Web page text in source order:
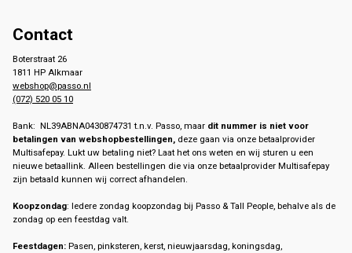
Contact
Boterstraat 26
1811 HP Alkmaar
webshop@passo.nl
(072) 520 05 10
Bank: NL39ABNA0430874731 t.n.v. Passo, maar dit nummer is niet voor
betalingen van webshopbestellingen, deze gaan via onze betaalprovider
Multisafepay. Lukt uw betaling niet? Laat het ons weten en wij sturen u een
nieuwe betaallink. Alleen bestellingen die via onze betaalprovider Multisafepay
zijn betaald kunnen wij correct afhandelen.
Koopzondag: Iedere zondag koopzondag bij Passo & Tall People, behalve als de
zondag op een feestdag valt.
Feestdagen: Pasen, pinksteren, kerst, nieuwjaarsdag, koningsdag,